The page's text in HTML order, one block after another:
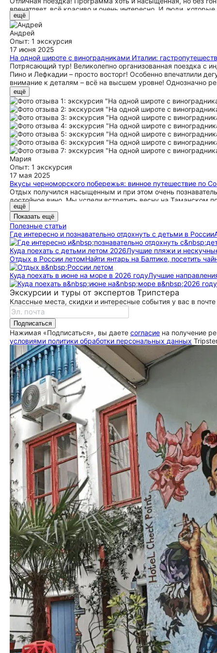
впечатляет, всё красиво и очень интересно. И люди,
посмотреть много природных красот и исторических мест.
спасибо!
ещё
Андрей
Опыт: 1 экскурсия
17 июня 2025
На одной широте с виноградниками Италии:
Потрясающий тур! Великолепно организованная поездка
Пино и Лефкадии – просто восторг! Особенно впечатлили
внимание к деталям – всё на высшем уровне! Однозначно
ещё
Мария
Опыт: 1 экскурсия
17 мая 2025
Вкусы черноморского побережья: винное путешествие по
Отдых получился насыщенным и при этом очень
достойное вино. Мы успели встретить весну на Таманском
увлечёнными людьми, которые горят своим делом. Дней
Абрау‑Дюрсо на пару дней, чтобы спокойно всё осмотреть и
ещё
Показать ещё
Полезные статьи
Где интересно и познавательно отдохнуть с детьми в России
Куда поехать с детьми летом 2026Лучшие пляжи и
Отдых в России летомНайти янтарь на Балтике, посетить
Куда поехать в июне на море в 2026 годуЛучшие
Экскурсии и туры от экспертов Трипстера
Классные места, скидки и интересные события у вас в почте
Подписаться
Нажимая «Подписаться», вы даете согласие на получение
условиями политики обработки персональных данных